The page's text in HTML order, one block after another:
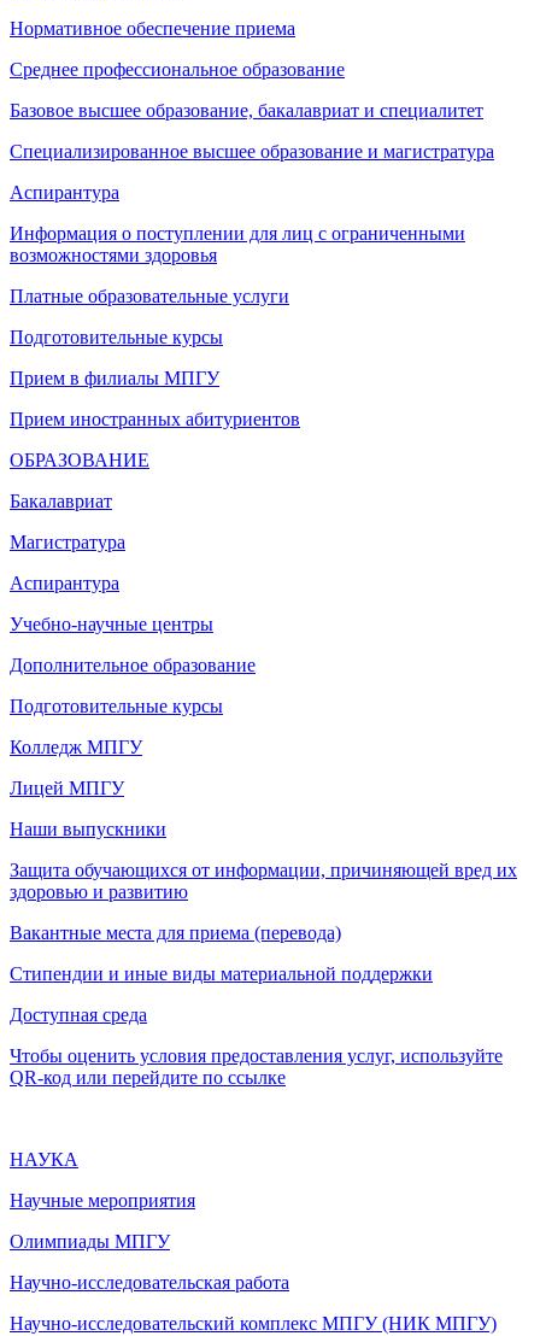
Нормативное обеспечение приема
Среднее профессиональное образование
Базовое высшее образование, бакалавриат и специалитет
Специализированное высшее образование и магистратура
Аспирантура
Информация о поступлении для лиц с ограниченными
возможностями здоровья
Платные образовательные услуги
Подготовительные курсы
Прием в филиалы МПГУ
Прием иностранных абитуриентов
ОБРАЗОВАНИЕ
Бакалавриат
Магистратура
Аспирантура
Учебно-научные центры
Дополнительное образование
Подготовительные курсы
Колледж МПГУ
Лицей МПГУ
Наши выпускники
Защита обучающихся от информации, причиняющей вред их
здоровью и развитию
Вакантные места для приема (перевода)
Стипендии и иные виды материальной поддержки
Доступная среда
Чтобы оценить условия предоставления услуг, используйте
QR-код или перейдите по ссылке
НАУКА
Научные мероприятия
Олимпиады МПГУ
Научно-исследовательская работа
Научно-исследовательский комплекс МПГУ (НИК МПГУ)